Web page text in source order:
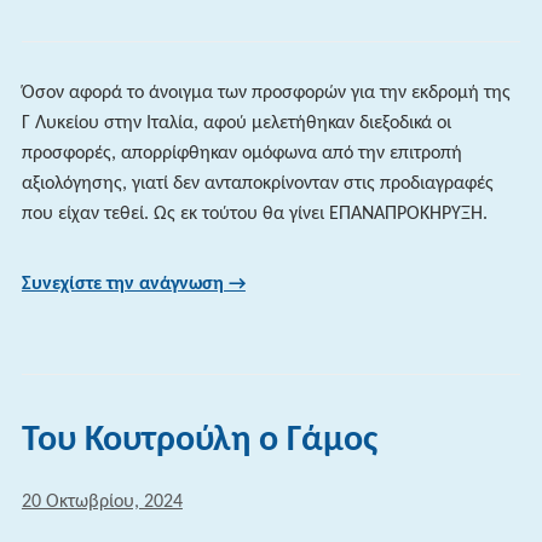
Όσον αφορά το άνοιγμα των προσφορών για την εκδρομή της
Γ Λυκείου στην Ιταλία, αφού μελετήθηκαν διεξοδικά οι
προσφορές, απορρίφθηκαν ομόφωνα από την επιτροπή
αξιολόγησης, γιατί δεν ανταποκρίνονταν στις προδιαγραφές
που είχαν τεθεί. Ως εκ τούτου θα γίνει ΕΠΑΝΑΠΡΟΚΗΡΥΞΗ.
Συνεχίστε την ανάγνωση →
Του Κουτρούλη ο Γάμος
20 Οκτωβρίου, 2024